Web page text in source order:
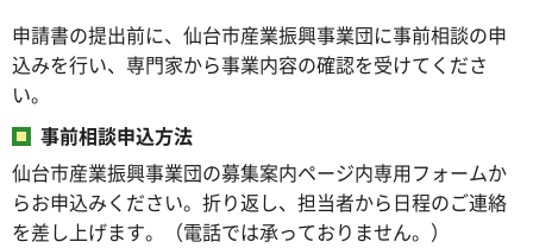
申請書の提出前に、仙台市産業振興事業団に事前相談の申
込みを行い、専門家から事業内容の確認を受けてくださ
い。
事前相談申込方法
仙台市産業振興事業団の募集案内ページ内専用フォームか
らお申込みください。折り返し、担当者から日程のご連絡
を差し上げます。（電話では承っておりません。）